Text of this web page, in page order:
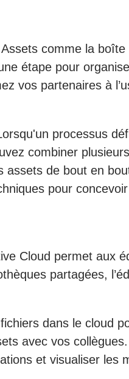
comme la
étape pour
vos partenaires à
processus
combiner
de bout en
pour
Cloud permet aux
partagées,
dans le cloud
avec vos
et visualiser les